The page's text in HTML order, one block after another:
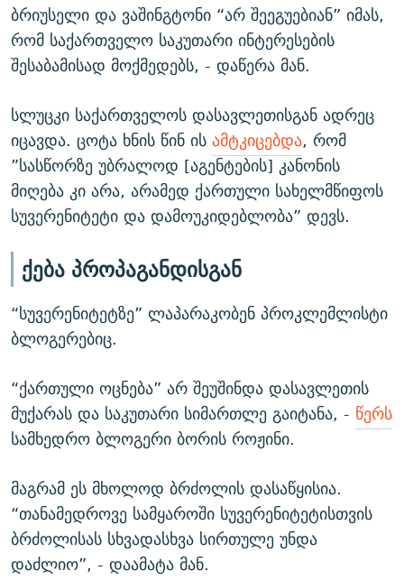
ბრიუსელი და ვაშინგტონი “არ შეეგუებიან” იმას,
რომ საქართველო საკუთარი ინტერესების
შესაბამისად მოქმედებს, - დაწერა მან.
სლუცკი საქართველოს დასავლეთისგან ადრეც
იცავდა. ცოტა ხნის წინ ის ამტკიცებდა, რომ
”სასწორზე უბრალოდ [აგენტების] კანონის
მიღება კი არა, არამედ ქართული სახელმწიფოს
სუვერენიტეტი და დამოუკიდებლობა” დევს.
ქება პროპაგანდისგან
“სუვერენიტეტზე” ლაპარაკობენ პროკლემლისტი
ბლოგერებიც.
“ქართული ოცნება” არ შეუშინდა დასავლეთის
მუქარას და საკუთარი სიმართლე გაიტანა, - წერს
სამხედრო ბლოგერი ბორის როჟინი.
მაგრამ ეს მხოლოდ ბრძოლის დასაწყისია.
“თანამედროვე სამყაროში სუვერენიტეტისთვის
ბრძოლისას სხვადასხვა სირთულე უნდა
დაძლიო”, - დაამატა მან.